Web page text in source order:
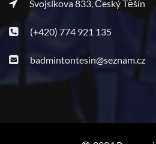
Svojsíkova 833, Český Těšín
(+420) 774 921 135
badmintontesin@seznam.cz